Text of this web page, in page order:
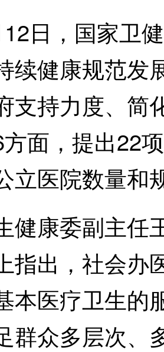
，国家卫健
续健康规范发
支持力度、简
面，提出22
立医院数量和
康委副主任
指出，社会办
本医疗卫生的
群众多层次、